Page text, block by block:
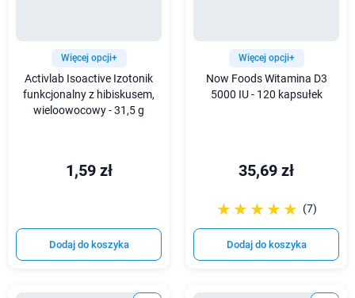
Więcej opcji+
Activlab Isoactive Izotonik
funkcjonalny z hibiskusem,
wieloowocowy - 31,5 g
1,59 zł
Dodaj do koszyka
Więcej opcji+
Now Foods Witamina D3
5000 IU - 120 kapsułek
35,69 zł
☆☆☆☆☆
★★★★★ (7)
Dodaj do koszyka